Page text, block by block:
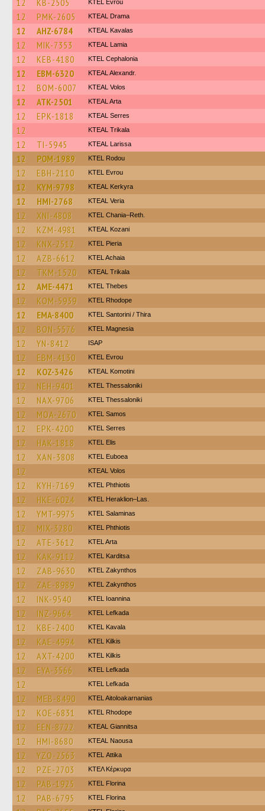
12 KB-2505 KTEL Evrou
12 PMK-2605 KTEAL Drama
12 AHZ-6784 KTEAL Kavalas
12 MIK-7353 KTEAL Lamia
12 KEB-4180 KTEL Cephalonia
12 EBM-6320 KTEAL Alexandr.
12 BOM-6007 KTEAL Volos
12 ATK-2501 KTEAL Arta
12 EPK-1818 KTEAL Serres
12 KTEAL Trikala
12 TI-5945 KTEAL Larissa
12 POM-1989 ΚΤΕL Rodou
12 EBH-2110 KTEL Evrou
12 KYM-9798 KTEAL Kerkyra
12 HMI-2768 KTEAL Veria
12 XNI-4808 KTEL Chania–Reth.
12 KZM-4981 KTEAL Kozani
12 KNX-2512 KTEL Pieria
12 AZB-6612 KTEL Achaia
12 TKM-1520 KTEAL Trikala
12 AME-4471 KTEL Thebes
12 KOM-5939 KTEL Rhodope
12 EMA-8400 KTEL Santorini / Thira
12 BON-5576 ΚΤΕL Magnesia
12 YN-8412 ISAP
12 EBM-4130 KTEL Evrou
12 KOZ-3426 KTEAL Komotini
12 NEH-9401 KTEL Thessaloniki
12 NAX-9706 KTEL Thessaloniki
12 MOA-2670 KTEL Samos
12 EPK-4200 KTEL Serres
12 HAK-1818 KTEL Elis
12 XAN-3808 ΚΤΕL Euboea
12 KTEAL Volos
12 KYH-7169 ΚΤΕL Phthiotis
12 HKE-6024 KTEL Heraklion–Las.
12 YMT-9975 KTEL Salaminas
12 MIX-3280 ΚΤΕL Phthiotis
12 ATE-3612 KTEL Arta
12 KAK-9112 ΚΤΕL Karditsa
12 ZAB-9630 KTEL Zakynthos
12 ZAE-8989 KTEL Zakynthos
12 INK-9540 KTEL Ioannina
12 INZ-9664 KTEL Lefkada
12 KBE-2400 KTEL Kavala
12 KAE-4994 KTEL Kilkis
12 AXT-4200 KTEL Kilkis
12 EYA-3566 KTEL Lefkada
12 KTEL Lefkada
12 MEB-8490 KTEL Aitoloakarnanias
12 KOE-6831 KTEL Rhodope
12 EEN-8722 KTEAL Giannitsa
12 HMI-8680 KTEAL Naousa
12 YZO-2563 KΤΕL Αttika
12 PZE-2703 ΚΤΕΛ Κέρκυρα
12 PAB-1925 KTEL Florina
12 PAB-6795 KTEL Florina